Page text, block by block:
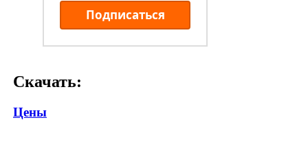
Подписаться
Скачать:
Цены